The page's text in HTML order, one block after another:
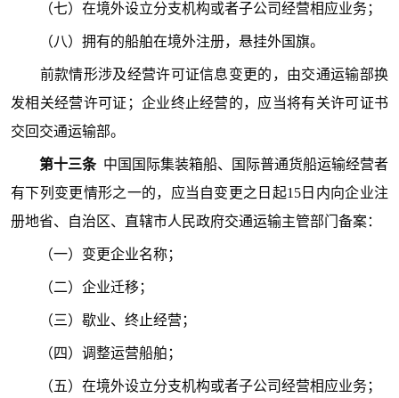
（七）在境外设立分支机构或者子公司经营相应业务；
（八）拥有的船舶在境外注册，悬挂外国旗。
前款情形涉及经营许可证信息变更的，由交通运输部换
发相关经营许可证；企业终止经营的，应当将有关许可证书
交回交通运输部。
第十三条 中国国际集装箱船、国际普通货船运输经营者
有下列变更情形之一的，应当自变更之日起15日内向企业注
册地省、自治区、直辖市人民政府交通运输主管部门备案：
（一）变更企业名称；
（二）企业迁移；
（三）歇业、终止经营；
（四）调整运营船舶；
（五）在境外设立分支机构或者子公司经营相应业务；